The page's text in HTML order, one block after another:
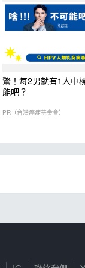
驚！每2男就有1人中
能吧？
PR（台灣癌症基金會）